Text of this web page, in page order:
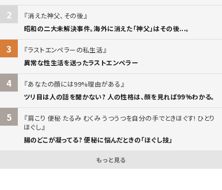
2
消えた神父、その後
昭和の二大未解決事件。海外に消えた「神父」はその後...。
3
ラストエンペラーの私生活
異常な性生活を送ったラストエンペラー
4
あなたの顔には99%理由がある
ツリ目は人の話を聞かない? 人の性格は、顔を見れば99%わかる。
5
肩こり 便秘 たるみ むくみ うつうつを自分の手でときほぐす! ひとり
ほぐし
腸のどこが凝ってる? 便秘に悩んだときの「ほぐし技」
もっと見る